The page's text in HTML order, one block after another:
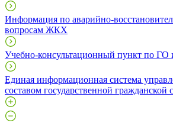
Информация по аварийно-
вопросам ЖКХ
Учебно-консультационный пункт по ГО
Единая информационная система
составом государственной гражданской